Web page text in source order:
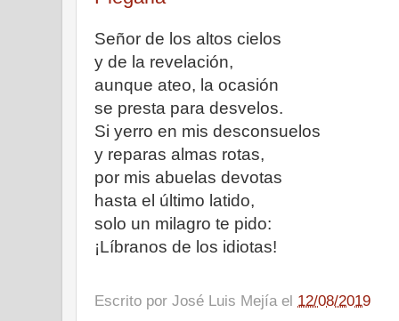
Señor de los altos cielos
y de la revelación,
aunque ateo, la ocasión
se presta para desvelos.
Si yerro en mis desconsuelos
y reparas almas rotas,
por mis abuelas devotas
hasta el último latido,
solo un milagro te pido:
¡Líbranos de los idiotas!
Escrito por José Luis Mejía el 12/08/2019